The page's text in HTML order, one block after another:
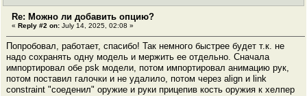
Re: Можно ли добавить опцию?
« Reply #2 on: July 14, 2025, 02:08 »
Попробовал, работает, спасибо! Так немного быстрее будет т.к. не
надо сохранять одну модель и мержить ее отдельно. Сначала
импортировал обе psk модели, потом импортировал анимацию рук,
потом поставил галочки и не удалило, потом через align и link
constraint "соеденил" оружие и руки прицепив кость оружия к хелпер